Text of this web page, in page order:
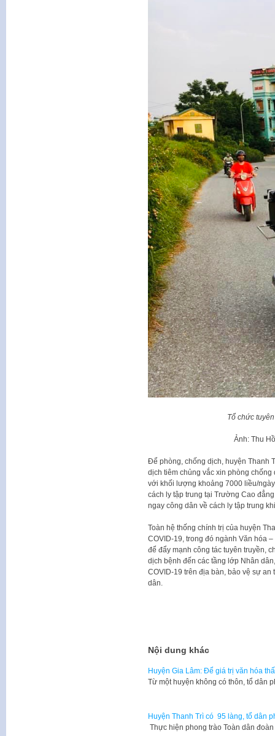
Tổ chức
Ảnh: Thu
Để phòng, chống dịch, huyện Thanh
dịch tiêm chủng vắc xin phòng
với khối lượng khoảng 7000 liều/
cách ly tập trung tại Trường Cao
ngay công dân về cách ly tập trung
Toàn hệ thống chính trị của huyện
COVID-19, trong đó ngành Văn hóa
để đẩy mạnh công tác tuyên truyền,
dịch bệnh đến các tầng lớp Nhân
COVID-19 trên địa bàn, bảo vệ sự
dân.
Nội dung khác
Huyện Gia Lâm: Để giá trị văn hóa
Từ một huyện không có thôn, tổ dân
Huyện Thanh Trì có 95 làng, tổ dân
Thực hiện phong trào Toàn dân